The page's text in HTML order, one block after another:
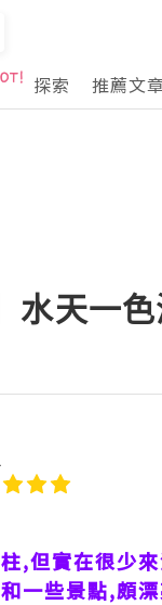
探索 推薦文
水天一
,但實在很少
一些景點,頗